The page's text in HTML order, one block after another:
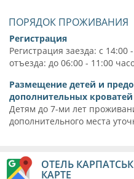
ПОРЯДОК ПРОЖИВАНИЯ
Регистрация
Регистрация заезда: с 14:00
отъезда: до 06:00 - 11:00
Размещение детей и
дополнительных кроватей
Детям до 7-ми лет
дополнительного места
ОТЕЛЬ
КАРТЕ